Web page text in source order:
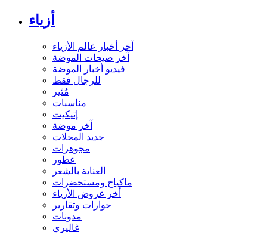
أزياء
آخر أخبار عالم الأزياء
آخر صيحات الموضة
فيديو أخبار الموضة
للرجال فقط
مُثير
مناسبات
إتيكيت
آخر موضة
جديد المحلات
مجوهرات
عطور
العناية بالشعر
ماكياج ومستحضرات
أخر عروض الأزياء
حوارات وتقارير
مدونات
غاليري